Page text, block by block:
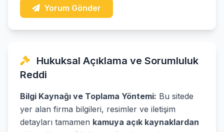
Yorum Gönder
Hukuksal Açıklama ve Sorumluluk
Reddi
Bilgi Kaynağı ve Toplama Yöntemi: Bu sitede
yer alan firma bilgileri, resimler ve iletişim
detayları tamamen kamuya açık kaynaklardan